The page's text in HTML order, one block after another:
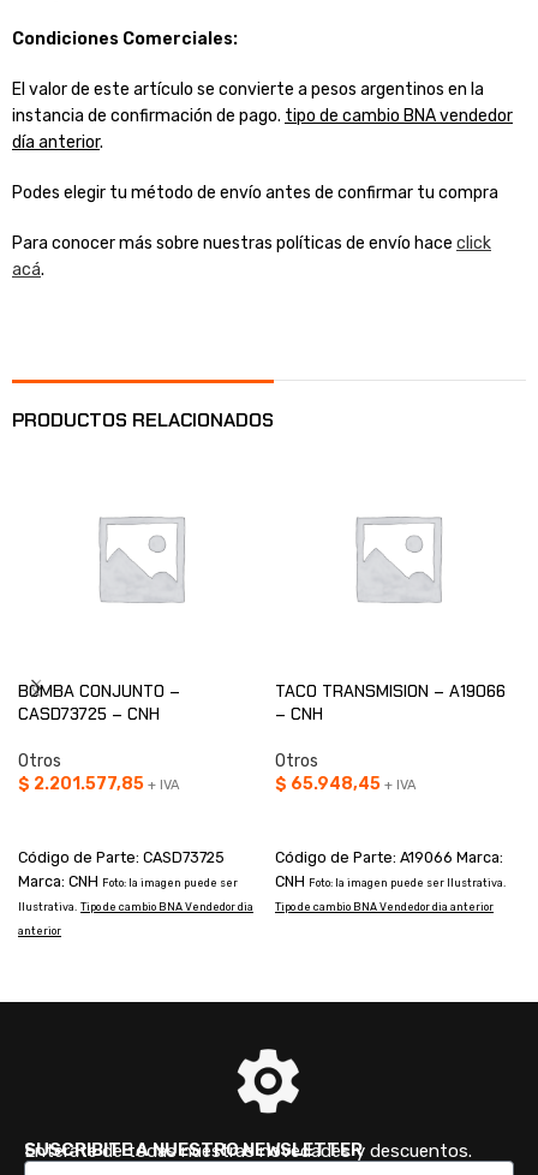
Condiciones Comerciales:
El valor de este artículo se convierte a pesos argentinos en la
instancia de confirmación de pago. tipo de cambio BNA vendedor
día anterior.
Podes elegir tu método de envío antes de confirmar tu compra
Para conocer más sobre nuestras políticas de envío hace click
acá.
PRODUCTOS RELACIONADOS
BOMBA CONJUNTO –
CASD73725 – CNH
Otros
$ 2.201.577,85 + IVA
Código de Parte: CASD73725
Marca: CNH Foto: la imagen puede ser
Ilustrativa. Tipo de cambio BNA Vendedor dia
anterior
TACO TRANSMISION – A19066
– CNH
Otros
$ 65.948,45 + IVA
Código de Parte: A19066 Marca:
CNH Foto: la imagen puede ser Ilustrativa.
Tipo de cambio BNA Vendedor dia anterior
SUSCRIBITE A NUESTRO NEWSLETTER
Enterate de todas nuestras novedades y descuentos.